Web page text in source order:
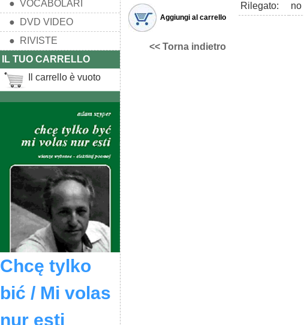
● VOCABOLARI
● DVD VIDEO
● RIVISTE
IL TUO CARRELLO
Il carrello è vuoto
Chcę tylko
bić / Mi volas
nur esti
Aggiungi al carrello
<< Torna indietro
Rilegato:
no